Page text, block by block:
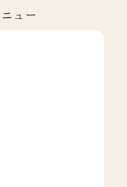
ュー